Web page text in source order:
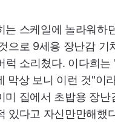
는 스케일에 놀라워하
으로 9세용 장난감 기
럭 소리쳤다. 이다희는
막상 보니 이런 것"이
미 집에서 초밥용 장난
있다고 자신만만해했